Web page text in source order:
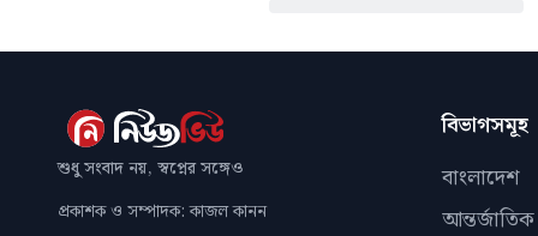
শুধু সংবাদ নয়, স্বপ্নের সঙ্গেও
প্রকাশক ও সম্পাদক: কাজল কানন
বিভাগসমূহ
বাংলাদেশ
আন্তর্জাতিক